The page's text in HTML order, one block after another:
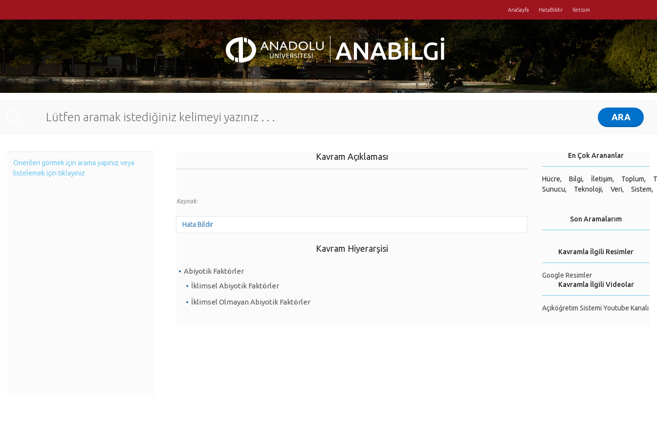
AnaSayfa HataBildir Iletisim
ANABİLGİ
Kavram Açıklaması
Kaynak:
Hata Bildir
Kavram Hiyerarşisi
Abiyotik Faktörler
İklimsel Abiyotik Faktörler
İklimsel Olmayan Abiyotik Faktörler
En Çok Arananlar
Hücre, Bilgi, İletişim, Toplum,
Sunucu,
Teknoloji, Veri, Sistem,
Son Aramalarım
Kavramla İlgili Resimler
Google Resimler
Kavramla İlgili Videolar
Açıköğretim Sistemi Youtube Kanalı
Önerileri görmek için arama yapınız veya
listelemek için tıklayınız